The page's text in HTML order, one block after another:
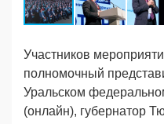
Участников
полномочный
Уральском
(онлайн), губернатор